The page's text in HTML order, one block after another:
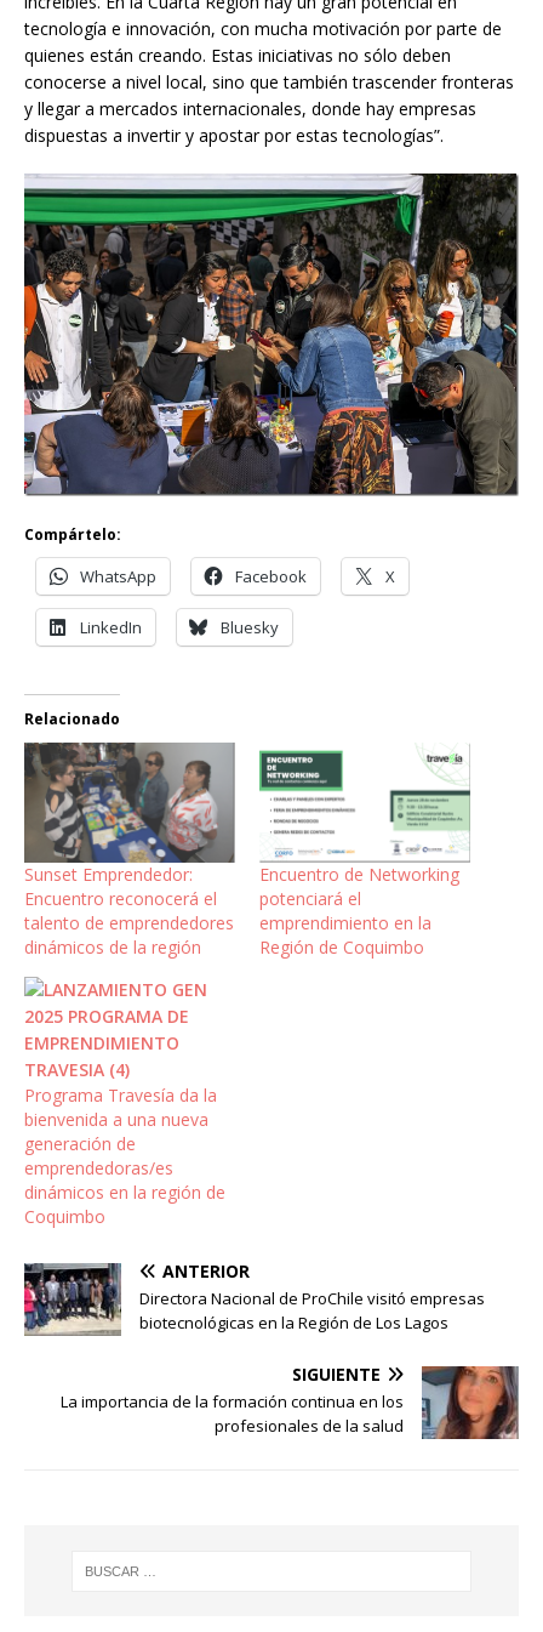
tecnología e innovación, con mucha motivación por parte de
quienes están creando. Estas iniciativas no sólo deben
conocerse a nivel local, sino que también trascender fronteras
y llegar a mercados internacionales, donde hay empresas
dispuestas a invertir y apostar por estas tecnologías”.
Compártelo:
WhatsApp Facebook X
LinkedIn Bluesky
Relacionado
Sunset Emprendedor:
Encuentro reconocerá el
talento de emprendedores
dinámicos de la región
Encuentro de Networking
potenciará el
emprendimiento en la
Región de Coquimbo
Programa Travesía da la
bienvenida a una nueva
generación de
emprendedoras/es
dinámicos en la región de
Coquimbo
ANTERIOR
Directora Nacional de ProChile visitó empresas
biotecnológicas en la Región de Los Lagos
SIGUIENTE
La importancia de la formación continua en los
profesionales de la salud